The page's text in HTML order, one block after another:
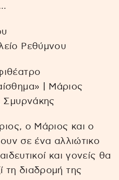
Ρεθύμνου
| Μάριος
Σμυρνάκης
ο Μάριος και ο
σε ένα αλλιώτικο
και γονείς θα
τη διαδρομή της